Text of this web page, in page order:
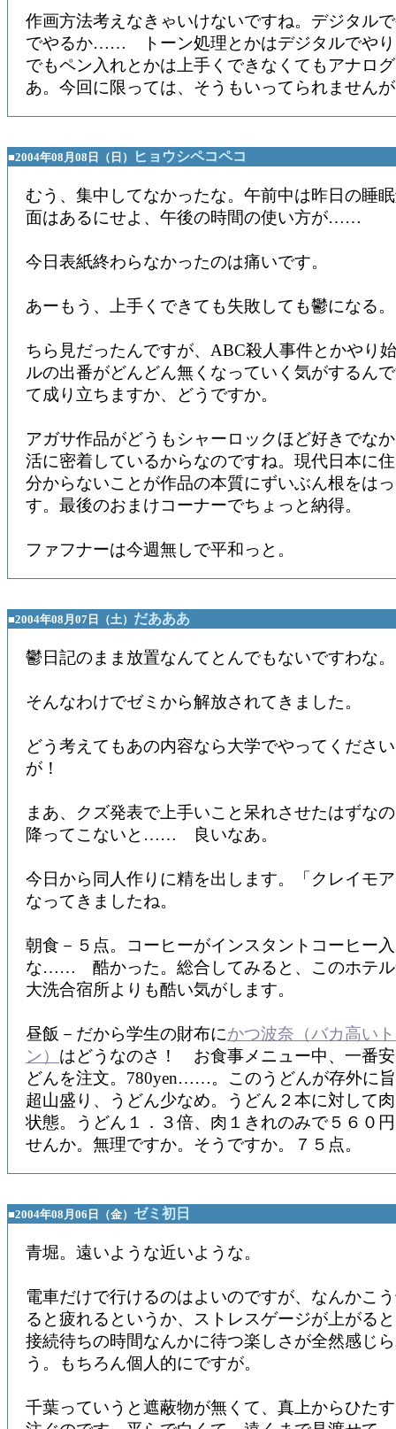
作画方法考えなきゃいけないですね。デジタル
でやるか…… トーン処理とかはデジタルでやり
でもペン入れとかは上手くできなくてもアナロ
あ。今回に限っては、そうもいってられません
■2004年08月08日（日） ヒョウシペコペコ
むう、集中してなかったな。午前中は昨日の睡
面はあるにせよ、午後の時間の使い方が……
今日表紙終わらなかったのは痛いです。
あーもう、上手くできても失敗しても鬱になる。
ちら見だったんですが、ABC殺人事件とかやり
ルの出番がどんどん無くなっていく気がするん
て成り立ちますか、どうですか。
アガサ作品がどうもシャーロックほど好きでな
活に密着しているからなのですね。現代日本に
分からないことが作品の本質にずいぶん根をは
す。最後のおまけコーナーでちょっと納得。
ファフナーは今週無しで平和っと。
■2004年08月07日（土） だあああ
鬱日記のまま放置なんてとんでもないですわな。
そんなわけでゼミから解放されてきました。
どう考えてもあの内容なら大学でやってくださ
が！
まあ、クズ発表で上手いこと呆れさせたはずな
降ってこないと…… 良いなあ。
今日から同人作りに精を出します。「クレイモ
なってきましたね。
朝食－５点。コーヒーがインスタントコーヒー
な…… 酷かった。総合してみると、このホテル
大洗合宿所よりも酷い気がします。
昼飯－だから学生の財布にかつ波奈（バカ高い
ン） はどうなのさ！ お食事メニュー中、一番
どんを注文。780yen……。このうどんが存外に
超山盛り、うどん少なめ。うどん２本に対して
状態。うどん１．３倍、肉１きれのみで５６０
せんか。無理ですか。そうですか。７５点。
■2004年08月06日（金） ゼミ初日
青堀。遠いような近いような。
電車だけで行けるのはよいのですが、なんかこ
ると疲れるというか、ストレスゲージが上がる
接続待ちの時間なんかに待つ楽しさが全然感じ
う。もちろん個人的にですが。
千葉っていうと遮蔽物が無くて、真上からひた